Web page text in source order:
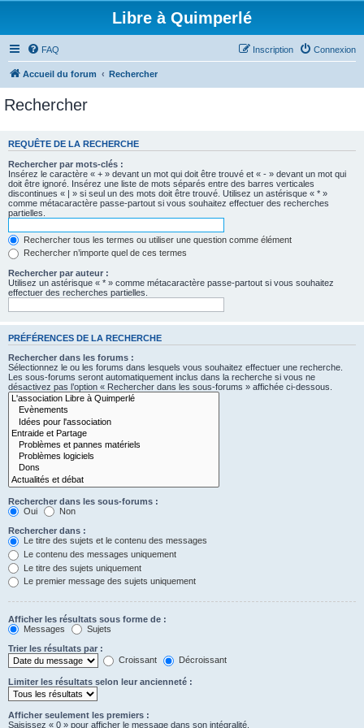
Libre à Quimperlé
FAQ Connexion
Inscription
Accueil du forum Rechercher
Rechercher
REQUÊTE DE LA RECHERCHE
Rechercher par mots-clés :
Insérez le caractère « + » devant un mot qui doit être trouvé et « - » devant un mot qui
doit être ignoré. Insérez une liste de mots séparés entre des barres verticales
discontinues « | » si seul un des mots doit être trouvé. Utilisez un astérisque « * »
comme métacaractère passe-partout si vous souhaitez effectuer des recherches
partielles.
Rechercher tous les termes ou utiliser une question comme élément
Rechercher n’importe quel de ces termes
Rechercher par auteur :
Utilisez un astérisque « * » comme métacaractère passe-partout si vous souhaitez
effectuer des recherches partielles.
PRÉFÉRENCES DE LA RECHERCHE
Rechercher dans les forums :
Sélectionnez le ou les forums dans lesquels vous souhaitez effectuer une recherche.
Les sous-forums seront automatiquement inclus dans la recherche si vous ne
désactivez pas l’option « Rechercher dans les sous-forums » affichée ci-dessous.
Rechercher dans les sous-forums :
Oui
Non
Rechercher dans :
Le titre des sujets et le contenu des messages
Le contenu des messages uniquement
Le titre des sujets uniquement
Le premier message des sujets uniquement
Afficher les résultats sous forme de :
Messages
Sujets
Trier les résultats par :
Croissant
Décroissant
Limiter les résultats selon leur ancienneté :
Afficher seulement les premiers :
Saisissez « 0 » pour afficher le message dans son intégralité.